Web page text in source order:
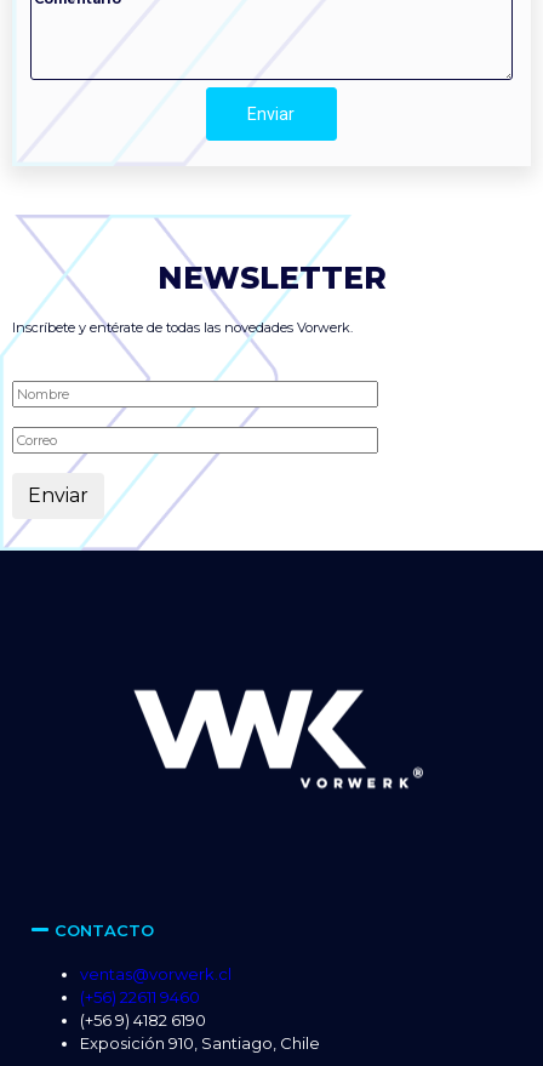
Enviar
NEWSLETTER
Inscríbete y entérate de todas las novedades Vorwerk.
Alternative:
CONTACTO
ventas@vorwerk.cl
(+56) 22611 9460
(+56 9) 4182 6190
Exposición 910, Santiago, Chile